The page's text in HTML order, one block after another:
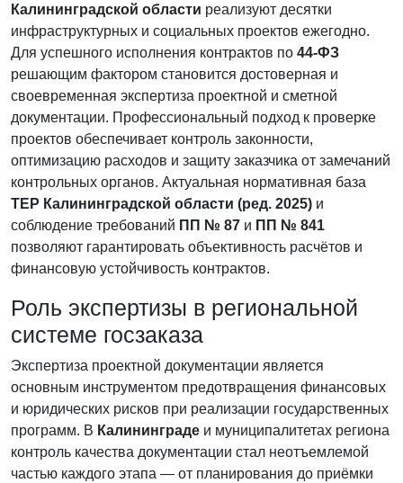
Калининградской области реализуют десятки
инфраструктурных и социальных проектов ежегодно.
Для успешного исполнения контрактов по 44-ФЗ
решающим фактором становится достоверная и
своевременная экспертиза проектной и сметной
документации. Профессиональный подход к проверке
проектов обеспечивает контроль законности,
оптимизацию расходов и защиту заказчика от замечаний
контрольных органов. Актуальная нормативная база
ТЕР Калининградской области (ред. 2025) и
соблюдение требований ПП № 87 и ПП № 841
позволяют гарантировать объективность расчётов и
финансовую устойчивость контрактов.
Роль экспертизы в региональной
системе госзаказа
Экспертиза проектной документации является
основным инструментом предотвращения финансовых
и юридических рисков при реализации государственных
программ. В Калининграде и муниципалитетах региона
контроль качества документации стал неотъемлемой
частью каждого этапа — от планирования до приёмки